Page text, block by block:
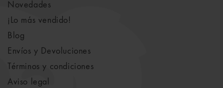
Novedades
¡Lo más vendido!
Blog
Envíos y Devoluciones
Términos y condiciones
Aviso legal